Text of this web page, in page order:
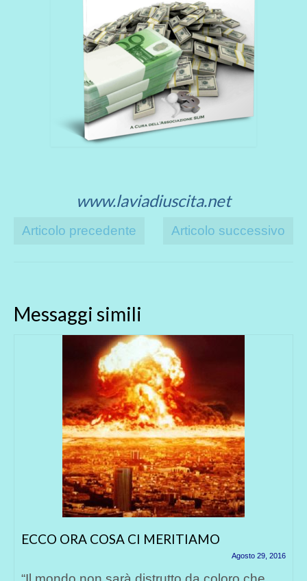
www.laviadiuscita.net
Articolo precedente Articolo successivo
Messaggi simili
ECCO ORA COSA CI MERITIAMO
Agosto 29, 2016